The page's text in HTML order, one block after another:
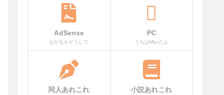
AdSense
なかなかどうして
PC
うちはMacだよ
同人あれこれ 小説あれこれ